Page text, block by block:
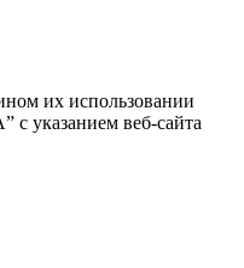
их использовании
с указанием веб-сайта